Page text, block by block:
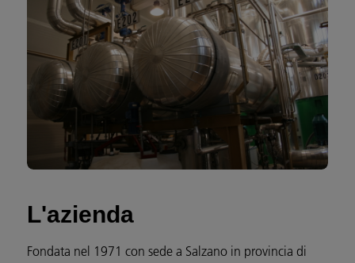
L'azienda
Fondata nel 1971 con sede a Salzano in provincia di